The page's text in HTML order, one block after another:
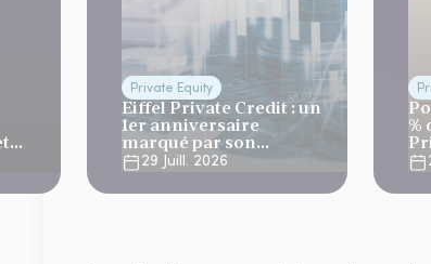
Private Equity
Eiffel Private Credit : un
1er anniversaire
marqué par son
référencement auprès
de Generali et AG2R la
Mondiale
29 Juill. 2026
%